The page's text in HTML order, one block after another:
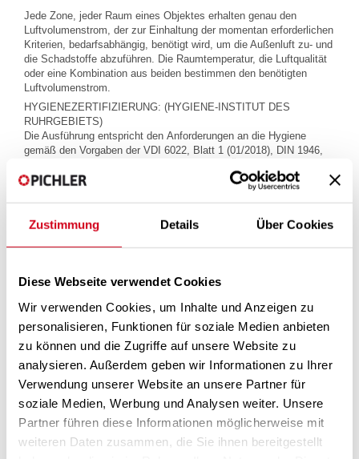
Zustimmung Details Über Cookies
Diese Webseite verwendet Cookies
Wir verwenden Cookies, um Inhalte und Anzeigen zu
personalisieren, Funktionen für soziale Medien anbieten
zu können und die Zugriffe auf unsere Website zu
analysieren. Außerdem geben wir Informationen zu Ihrer
Verwendung unserer Website an unsere Partner für
soziale Medien, Werbung und Analysen weiter. Unsere
Partner führen diese Informationen möglicherweise mit
weiteren Daten zusammen, die Sie ihnen bereitgestellt
Jede Zone, jeder Raum eines Objektes erhalten genau den
Luftvolumenstrom, der zur Einhaltung der momentan erforderlichen
Kriterien, bedarfsabhängig, benötigt wird, um die Außenluft zu- und
die Schadstoffe abzuführen. Die Raumtemperatur, die Luftqualität
oder eine Kombination aus beiden bestimmen den benötigten
Luftvolumenstrom.
HYGIENEZERTIFIZIERUNG: (HYGIENE-INSTITUT DES
RUHRGEBIETS)
Die Ausführung entspricht den Anforderungen an die Hygiene
gemäß den Vorgaben der VDI 6022, Blatt 1 (01/2018), DIN 1946,
(06/2019), ÖNORM H 6021 (08/2016) und ÖNORM H 6038
Produktbeschreibung - Volumenstromregler